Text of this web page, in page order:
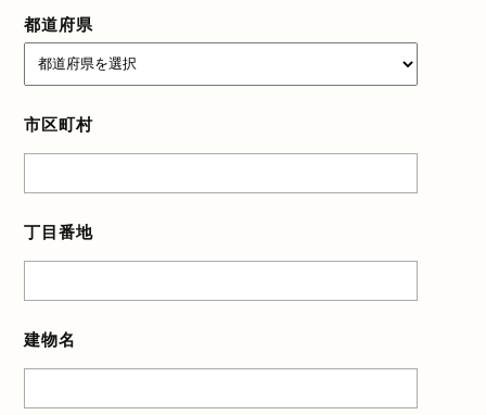
都道府県
市区町村
丁目番地
建物名